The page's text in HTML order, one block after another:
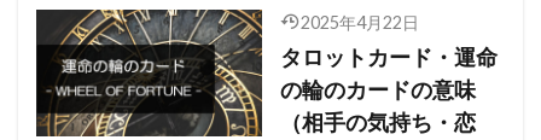
2025年4月22日
タロットカード・運命
の輪のカードの意味
（相手の気持ち・恋